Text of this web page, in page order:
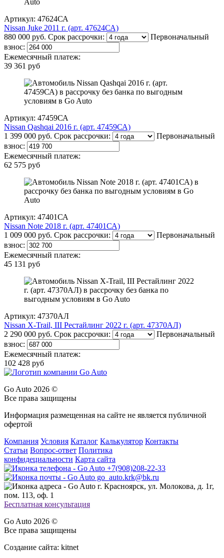
Артикул: 47624СА
Nissan Juke 2011 г. (арт. 47624СА)
880 000 руб. Срок рассрочки:
Первоначальный
взнос:
Ежемесячный платеж:
39 361 руб
Артикул: 47459СА
Nissan Qashqai 2016 г. (арт. 47459СА)
1 399 000 руб. Срок рассрочки:
Первоначальный
взнос:
Ежемесячный платеж:
62 575 руб
Артикул: 47401СА
Nissan Note 2018 г. (арт. 47401СА)
1 009 000 руб. Срок рассрочки:
Первоначальный
взнос:
Ежемесячный платеж:
45 131 руб
Артикул: 47370АЛ
Nissan X-Trail, III Рестайлинг 2022 г. (арт. 47370АЛ)
2 290 000 руб. Срок рассрочки:
Первоначальный
взнос:
Ежемесячный платеж:
102 428 руб
Go Auto 2026 ©
Все права защищены
Информация размещенная на сайте не является публичной
офертой
Компания Условия Каталог Калькулятор Контакты
Статьи Вопрос-ответ Политика
конфидециальности Карта сайта
+7(908)208-22-33
go_auto.krk@bk.ru
г. Красноярск, ул. Молокова, д. 1г,
пом. 113, оф. 1
Бесплатная консультация
Go Auto 2026 ©
Все права защищены
Создание сайта: kitnet